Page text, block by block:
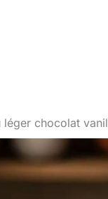
léger chocolat